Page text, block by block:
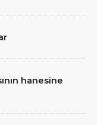
hanesine